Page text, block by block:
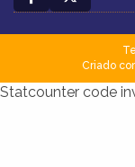
Criado
Statcounter code